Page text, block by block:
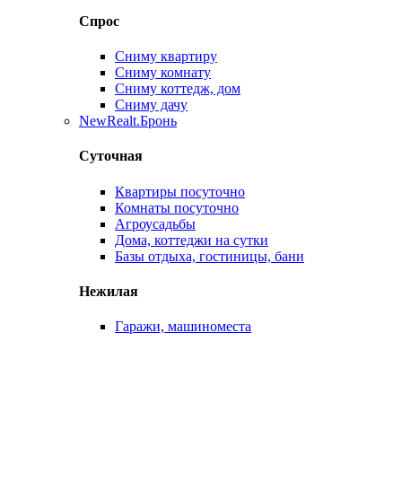
Спрос
Сниму квартиру
Сниму комнату
Сниму коттедж, дом
Сниму дачу
NewRealt.Бронь
Суточная
Квартиры посуточно
Комнаты посуточно
Агроусадьбы
Дома, коттеджи на сутки
Базы отдыха, гостиницы, бани
Нежилая
Гаражи, машиноместа